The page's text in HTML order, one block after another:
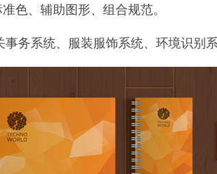
色、辅助图形、组合规范。
务系统、服装服饰系统、环境识别